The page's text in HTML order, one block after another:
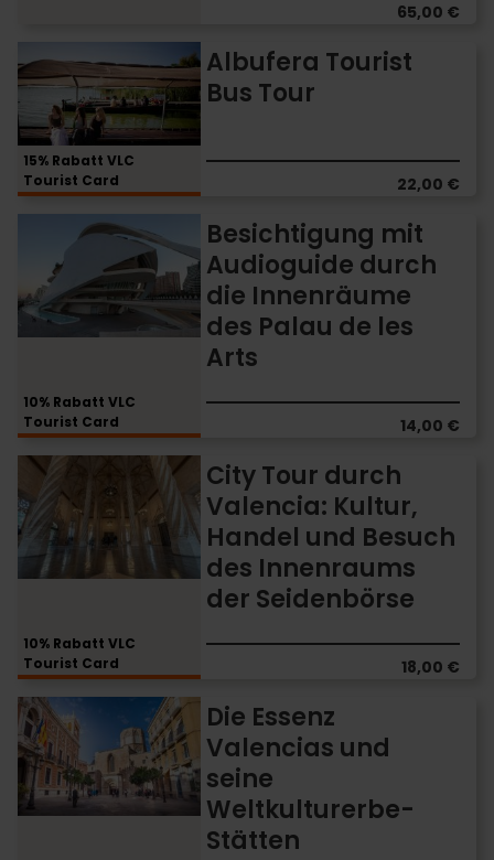
65,00 €
15% Rabatt VLC
Tourist Card
Albufera Tourist
Bus Tour
22,00 €
Tourist
Bus
Tour
10% Rabatt VLC
Tourist Card
Besichtigung mit
Audioguide durch
die Innenräume
des Palau de les
Arts
14,00 €
Besichtigung
Audioguide
durch
die
Innenräume
de
les
Arts
10% Rabatt VLC
Tourist Card
City Tour durch
Valencia: Kultur,
Handel und Besuch
des Innenraums
der Seidenbörse
18,00 €
City
durch
Valencia:
Kultur,
Handel
des
Innenraums
der
Seidenbörse
Die Essenz
Valencias und
seine
Weltkulturerbe-
Stätten
Die
Essenz
Valencias
und
seine